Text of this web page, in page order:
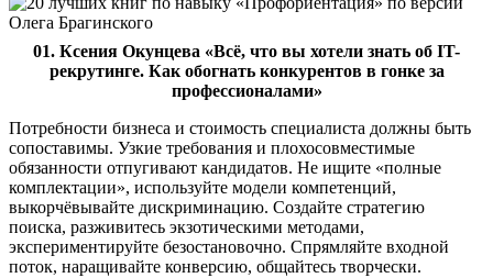
01. Ксения Окунцева «Всё, что вы хотели знать об IT-
рекрутинге. Как обогнать конкурентов в гонке за
профессионалами»
Потребности бизнеса и стоимость специалиста должны быть
сопоставимы. Узкие требования и плохосовместимые
обязанности отпугивают кандидатов. Не ищите «полные
комплектации», используйте модели компетенций,
выкорчёвывайте дискриминацию. Создайте стратегию
поиска, разживитесь экзотическими методами,
экспериментируйте безостановочно. Спрямляйте входной
поток, наращивайте конверсию, общайтесь творчески.